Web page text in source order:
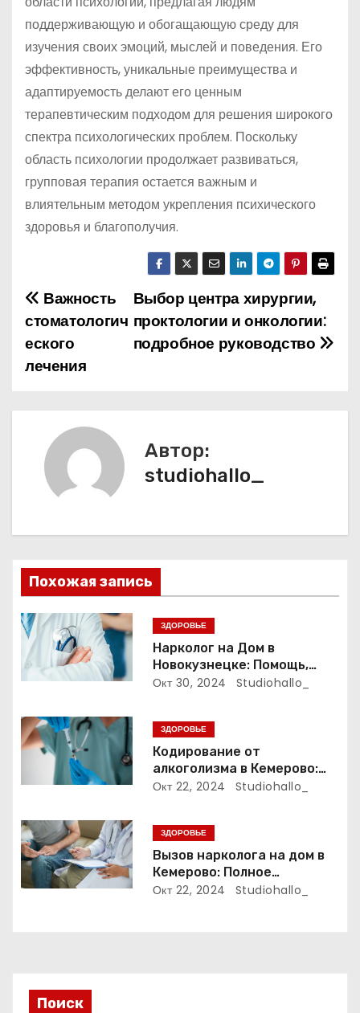
поддерживающую и обогащающую среду для
изучения своих эмоций, мыслей и поведения. Его
эффективность, уникальные преимущества и
адаптируемость делают его ценным
терапевтическим подходом для решения широкого
спектра психологических проблем. Поскольку
область психологии продолжает развиваться,
групповая терапия остается важным и
влиятельным методом укрепления психического
здоровья и благополучия.
Н
а
в
и
и
я
п
о
з
а
п
и
я
м
Выбор центра хирургии,
проктологии и онкологии:
подробное руководство
Важность
стоматологич
еского
лечения
Автор:
studiohallo_
Похожая запись
ЗДОРОВЬЕ
Нарколог на Дом в
Новокузнецке: Помощь,
Которая Всегда Рядом
Окт 30, 2024 Studiohallo_
ЗДОРОВЬЕ
Кодирование от
алкоголизма в Кемерово:
Полный путеводитель
Окт 22, 2024 Studiohallo_
ЗДОРОВЬЕ
Вызов нарколога на дом в
Кемерово: Полное
руководство
Окт 22, 2024 Studiohallo_
Поиск